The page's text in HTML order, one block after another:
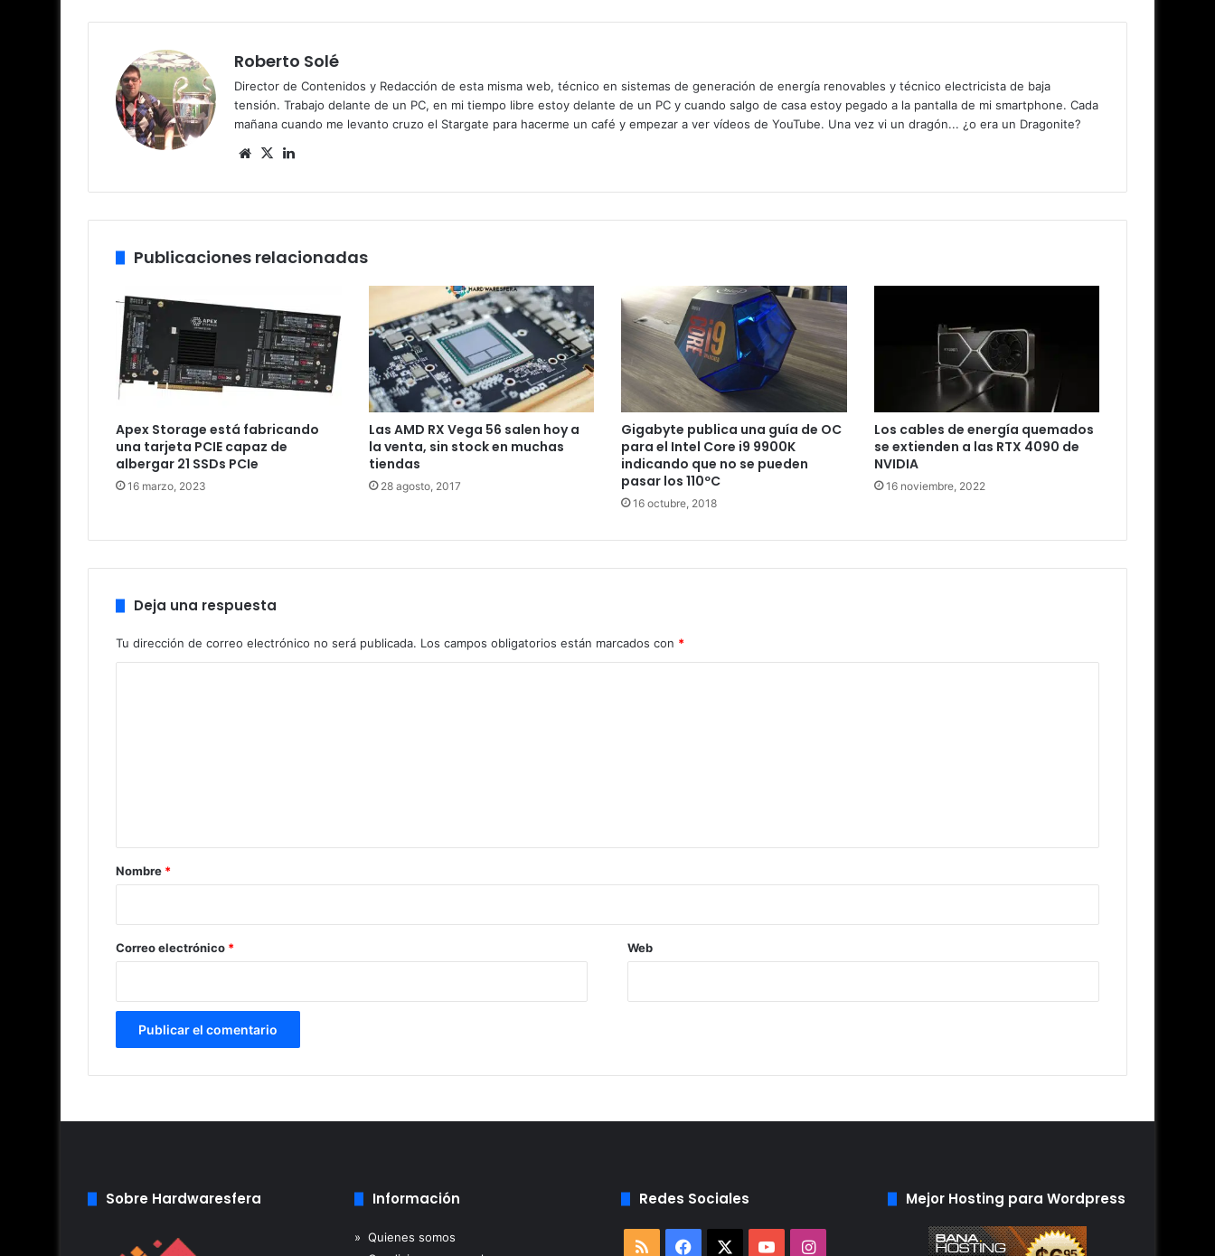
Roberto Solé
Director de Contenidos y Redacción de esta misma web, técnico en sistemas de generación de energía renovables y técnico electricista de baja
tensión. Trabajo delante de un PC, en mi tiempo libre estoy delante de un PC y cuando salgo de casa estoy pegado a la pantalla de mi smartphone. Cada
mañana cuando me levanto cruzo el Stargate para hacerme un café y empezar a ver vídeos de YouTube. Una vez vi un dragón... ¿o era un Dragonite?
Siti
we
b
X
dIn
Publicaciones relacionadas
Apex Storage está fabricando
una tarjeta PCIE capaz de
albergar 21 SSDs PCIe
16 marzo, 2023
Las AMD RX Vega 56 salen hoy a
la venta, sin stock en muchas
tiendas
28 agosto, 2017
Gigabyte publica una guía de OC
para el Intel Core i9 9900K
indicando que no se pueden
pasar los 110ºC
16 octubre, 2018
Los cables de energía quemados
se extienden a las RTX 4090 de
NVIDIA
16 noviembre, 2022
Deja una respuesta
Tu dirección de correo electrónico no será publicada. Los campos obligatorios están marcados con *
r
*
Nombre *
Correo electrónico * Web
Sobre Hardwaresfera Información
» Quienes somos
Redes Sociales
RSS Facebook YouTubeInstagram
Mejor Hosting para Wordpress